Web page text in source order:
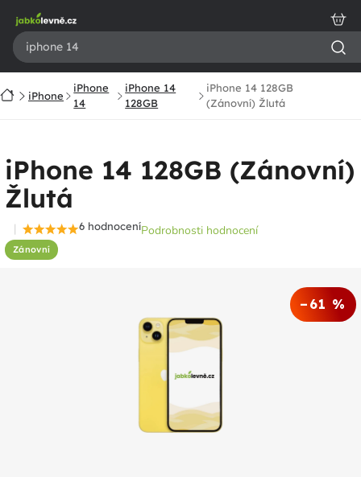
obsah
DomůiPhone
iPhone
14
iPhone 14
128GB
iPhone 14 128GB
(Zánovní) Žlutá
iPhone 14 128GB (Zánovní)
Žlutá
Zánovní
Průměrné
hodnocení
6 hodnoceníPodrobnosti hodnocení
–61 %